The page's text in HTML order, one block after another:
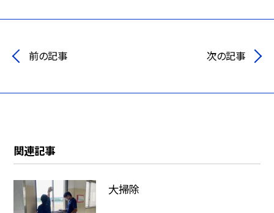
前の記事 次の記事
関連記事
大掃除